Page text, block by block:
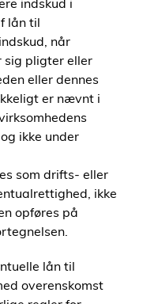
indskud i
lån til
når
sig pligter eller
eller dennes
er nævnt i
ikke under
som drifts- eller
ikke
opføres på
lån til
overenskomst